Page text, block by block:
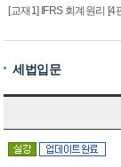
[교재1] IFRS 회계원리 [4
세법입문